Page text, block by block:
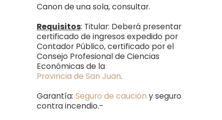
Canon de una sola, consultar.
Requisitos: Titular: Deberá presentar
certificado de ingresos expedido por
Contador Público, certificado por el
Consejo Profesional de Ciencias
Económicas de la
Provincia de San Juan.
Garantía: Seguro de caución y seguro
contra incendio.-